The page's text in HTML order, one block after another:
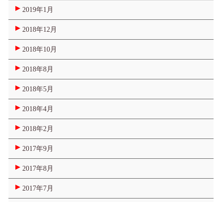
2019年1月
2018年12月
2018年10月
2018年8月
2018年5月
2018年4月
2018年2月
2017年9月
2017年8月
2017年7月